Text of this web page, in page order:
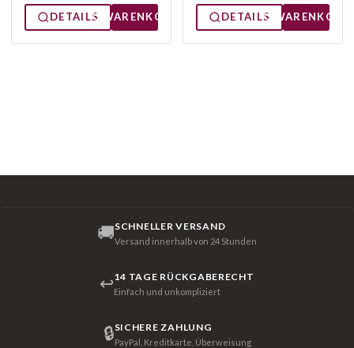
DETAILS WARENKORB
DETAILS
WARENKORB
🚚SCHNELLER VERSAND
Versand innerhalb von 24 Stunden
↩14 TAGE RÜCKGABERECHT
Einfach und unkompliziert
🔒SICHERE ZAHLUNG
PayPal, Kreditkarte, Überweisung